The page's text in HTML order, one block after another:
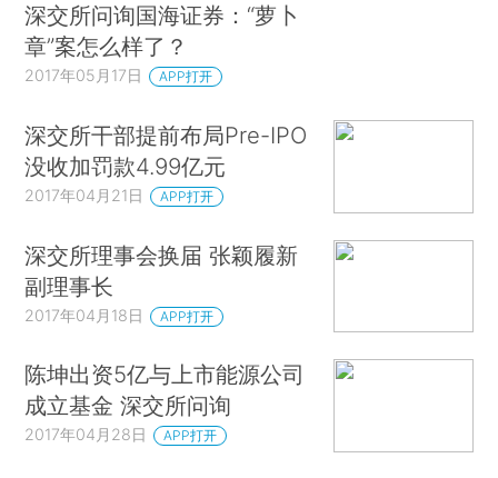
深交所问询国海证券：“萝卜
章”案怎么样了？
2017年05月17日 APP打开
深交所干部提前布局Pre-IPO
没收加罚款4.99亿元
2017年04月21日 APP打开
深交所理事会换届 张颖履新
副理事长
2017年04月18日 APP打开
陈坤出资5亿与上市能源公司
成立基金 深交所问询
2017年04月28日 APP打开